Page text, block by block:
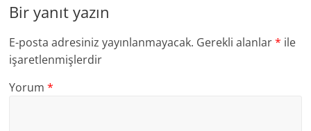
Bir yanıt yazın
E-posta adresiniz yayınlanmayacak. Gerekli alanlar* ile
işaretlenmişlerdir
Yorum*